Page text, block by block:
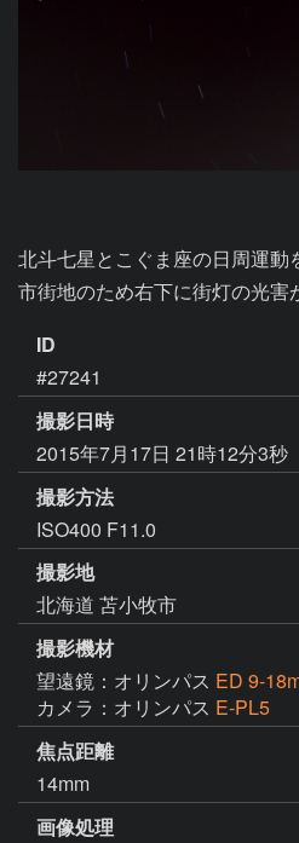
北斗七星とこぐま座の日周運動
市街地のため右下に街灯の光害
ID
#27241
撮影日時
2015年7月17日 21時12分3秒
撮影方法
ISO400 F11.0
撮影地
北海道 苫小牧市
撮影機材
望遠鏡：オリンパス ED 9-
カメラ：オリンパス E-PL5
焦点距離
14mm
画像処理